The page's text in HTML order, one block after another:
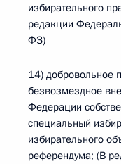
избирательного
редакции
ФЗ)
14) добровольное
безвозмездное
Федерации
специальный
избирательного
референдума; (В